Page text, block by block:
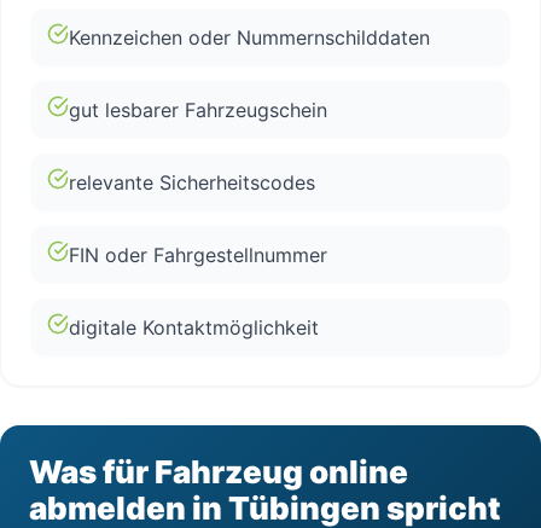
Kennzeichen oder Nummernschilddaten
gut lesbarer Fahrzeugschein
relevante Sicherheitscodes
FIN oder Fahrgestellnummer
digitale Kontaktmöglichkeit
Was für Fahrzeug online
abmelden in Tübingen spricht